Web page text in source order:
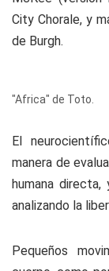
City Chorale, y
de Burgh.
"Africa" de Toto.
El
manera de
humana
analizando la
Pequeños